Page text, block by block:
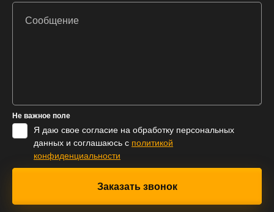
Не важное поле
Я даю свое согласие на обработку персональных
данных и соглашаюсь с политикой
конфиденциальности